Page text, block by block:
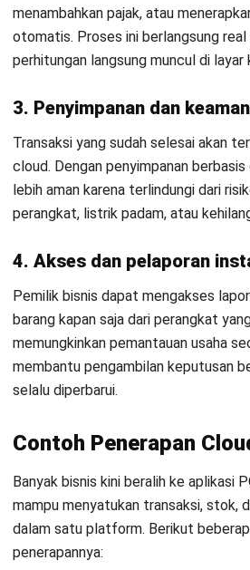
menambahkan pajak, atau
otomatis. Proses ini berlangsung real
perhitungan langsung muncul di layar
3. Penyimpanan dan
Transaksi yang sudah selesai akan
cloud. Dengan penyimpanan
lebih aman karena terlindungi dari
perangkat, listrik padam, atau
4. Akses dan pelaporan
Pemilik bisnis dapat mengakses
barang kapan saja dari perangkat
memungkinkan pemantauan usaha
membantu pengambilan keputusan
selalu diperbarui.
Contoh Penerapan
Banyak bisnis kini beralih ke aplikasi
mampu menyatukan transaksi, stok,
dalam satu platform. Berikut
penerapannya: